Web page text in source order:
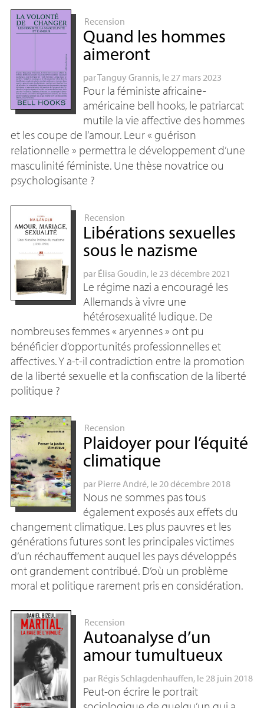
Recension
Quand les hommes
aimeront
parTanguy Grannis, le 27 mars 2023
Pour la féministe africaine-
américaine bell hooks, le patriarcat
mutile la vie affective des hommes
et les coupe de l’amour. Leur « guérison
relationnelle » permettra le développement d’une
masculinité féministe. Une thèse novatrice ou
psychologisante ?
Recension
Libérations sexuelles
sous le nazisme
par Élisa Goudin, le 23 décembre 2021
Le régime nazi a encouragé les
Allemands à vivre une
hétérosexualité ludique. De
nombreuses femmes « aryennes» ont pu
bénéficier d’opportunités professionnelles et
affectives. Y a-t-il contradiction entre la promotion
de la liberté sexuelle et la confiscation de la liberté
politique ?
Recension
Plaidoyer pour l’équité
climatique
par Pierre André, le 20 décembre 2018
Nous ne sommes pas tous
également exposés aux effets du
changement climatique. Les plus pauvres et les
générations futures sont les principales victimes
d’un réchauffement auquel les pays développés
ont grandement contribué. D’où un problème
moral et politique rarement pris en considération.
Recension
Autoanalyse d’un
amour tumultueux
par Régis Schlagdenhauffen, le 28 juin 2018
Peut-on écrire le portrait